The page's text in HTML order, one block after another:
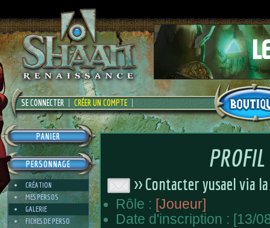
SE CONNECTER CRÉER UN COMPTE
PANIER
PERSONNAGE
CRÉATION
MES PERSOS
GALERIE
FICHES DE PERSO
>> Contacter yusael via
Rôle : [Joueur]
Date d'inscription : [13/